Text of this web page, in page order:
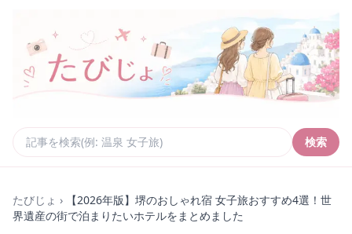
検索
たびじょ ›
【2026年版】堺のおしゃれ宿 女子旅おすすめ4選！世
界遺産の街で泊まりたいホテルをまとめました